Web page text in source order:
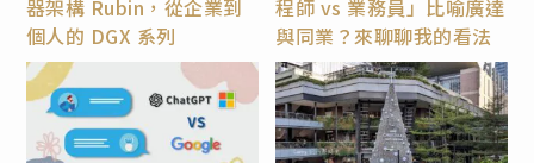
器架構 Rubin，從企業到
個人的 DGX 系列
程師 vs 業務員」比喻廣達
與同業？來聊聊我的看法